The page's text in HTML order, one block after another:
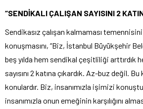
“SENDİKALI ÇALIŞAN SAYISINI 2
Sendikasız çalışan kalmaması
konuşmasını, “Biz, İstanbul Büyükşehir
beş yılda hem sendikal çeşitliliği arttırdık
sayısını 2 katına çıkardık. Az-buz değil.
konulardır. Biz, insanımızla işimizi
insanımızla onun emeğinin karşılığını